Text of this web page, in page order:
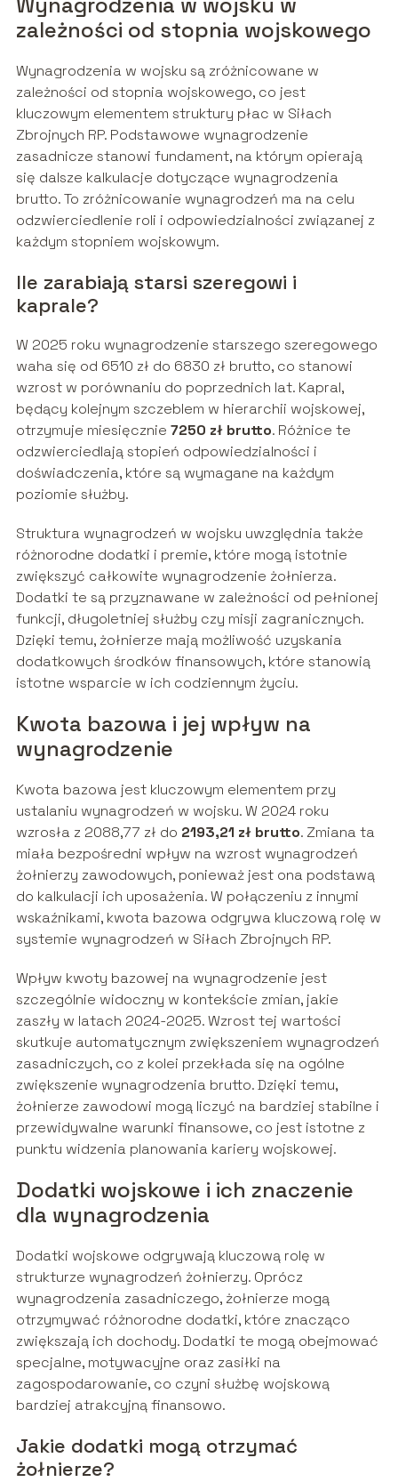
zależności od stopnia wojskowego
Wynagrodzenia w wojsku są zróżnicowane w
zależności od stopnia wojskowego, co jest
kluczowym elementem struktury płac w Siłach
Zbrojnych RP. Podstawowe wynagrodzenie
zasadnicze stanowi fundament, na którym opierają
się dalsze kalkulacje dotyczące wynagrodzenia
brutto. To zróżnicowanie wynagrodzeń ma na celu
odzwierciedlenie roli i odpowiedzialności związanej z
każdym stopniem wojskowym.
Ile zarabiają starsi szeregowi i
kaprale?
W 2025 roku wynagrodzenie starszego szeregowego
waha się od 6510 zł do 6830 zł brutto, co stanowi
wzrost w porównaniu do poprzednich lat. Kapral,
będący kolejnym szczeblem w hierarchii wojskowej,
otrzymuje miesięcznie 7250 zł brutto. Różnice te
odzwierciedlają stopień odpowiedzialności i
doświadczenia, które są wymagane na każdym
poziomie służby.
Struktura wynagrodzeń w wojsku uwzględnia także
różnorodne dodatki i premie, które mogą istotnie
zwiększyć całkowite wynagrodzenie żołnierza.
Dodatki te są przyznawane w zależności od pełnionej
funkcji, długoletniej służby czy misji zagranicznych.
Dzięki temu, żołnierze mają możliwość uzyskania
dodatkowych środków finansowych, które stanowią
istotne wsparcie w ich codziennym życiu.
Kwota bazowa i jej wpływ na
wynagrodzenie
Kwota bazowa jest kluczowym elementem przy
ustalaniu wynagrodzeń w wojsku. W 2024 roku
wzrosła z 2088,77 zł do 2193,21 zł brutto. Zmiana ta
miała bezpośredni wpływ na wzrost wynagrodzeń
żołnierzy zawodowych, ponieważ jest ona podstawą
do kalkulacji ich uposażenia. W połączeniu z innymi
wskaźnikami, kwota bazowa odgrywa kluczową rolę w
systemie wynagrodzeń w Siłach Zbrojnych RP.
Wpływ kwoty bazowej na wynagrodzenie jest
szczególnie widoczny w kontekście zmian, jakie
zaszły w latach 2024-2025. Wzrost tej wartości
skutkuje automatycznym zwiększeniem wynagrodzeń
zasadniczych, co z kolei przekłada się na ogólne
zwiększenie wynagrodzenia brutto. Dzięki temu,
żołnierze zawodowi mogą liczyć na bardziej stabilne i
przewidywalne warunki finansowe, co jest istotne z
punktu widzenia planowania kariery wojskowej.
Dodatki wojskowe i ich znaczenie
dla wynagrodzenia
Dodatki wojskowe odgrywają kluczową rolę w
strukturze wynagrodzeń żołnierzy. Oprócz
wynagrodzenia zasadniczego, żołnierze mogą
otrzymywać różnorodne dodatki, które znacząco
zwiększają ich dochody. Dodatki te mogą obejmować
specjalne, motywacyjne oraz zasiłki na
zagospodarowanie, co czyni służbę wojskową
bardziej atrakcyjną finansowo.
Jakie dodatki mogą otrzymać
żołnierze?